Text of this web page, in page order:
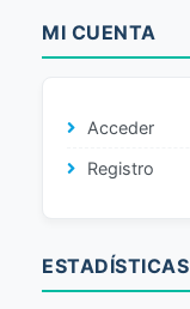
MI CUENTA
Acceder
Registro
ESTADÍSTICAS